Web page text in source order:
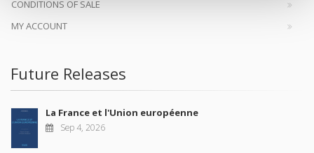
CONDITIONS OF SALE
MY ACCOUNT
Future Releases
La France et l'Union européenne
Sep 4, 2026